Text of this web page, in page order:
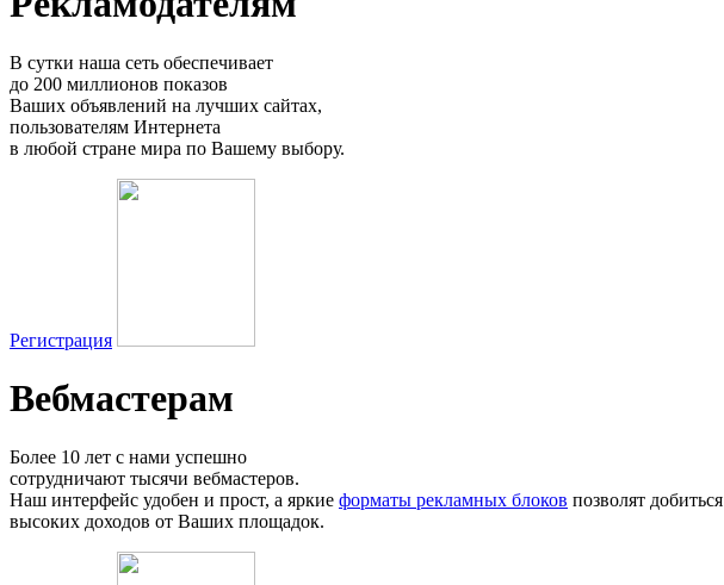
В сутки наша сеть обеспечивает
до 200 миллионов показов
Ваших объявлений на лучших сайтах,
пользователям Интернета
в любой стране мира по Вашему выбору.
Регистрация
Вебмастерам
Более 10 лет с нами успешно
сотрудничают тысячи вебмастеров.
Наш интерфейс удобен и прост, а яркие форматы рекламных блоков позволят добиться
высоких доходов от Ваших площадок.